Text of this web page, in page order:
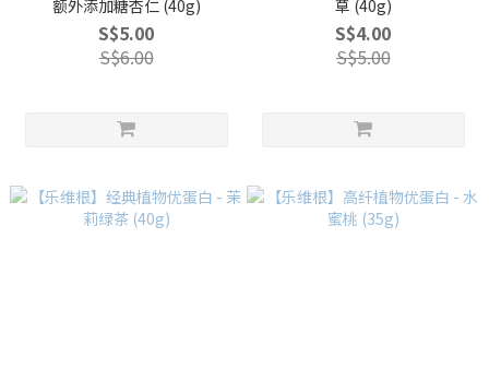
额外添加糖杏仁 (40g)
S$5.00
S$6.00
草 (40g)
S$4.00
S$5.00